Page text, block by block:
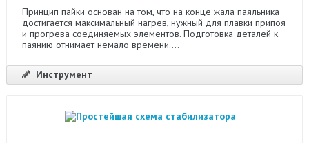
Принцип пайки основан на том, что на конце жала паяльника
достигается максимальный нагрев, нужный для плавки припоя
и прогрева соединяемых элементов. Подготовка деталей к
паянию отнимает немало времени....
Инструмент